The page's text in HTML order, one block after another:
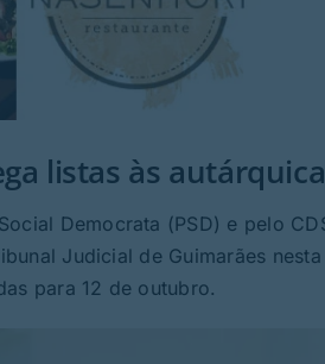
listas às
Democrata (PSD) e pelo
Judicial de Guimarães
para 12 de outubro.